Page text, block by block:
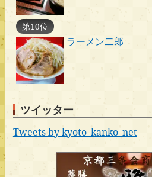
第10位
ラーメン二郎
ツイッター
Tweets by kyoto_kanko_net